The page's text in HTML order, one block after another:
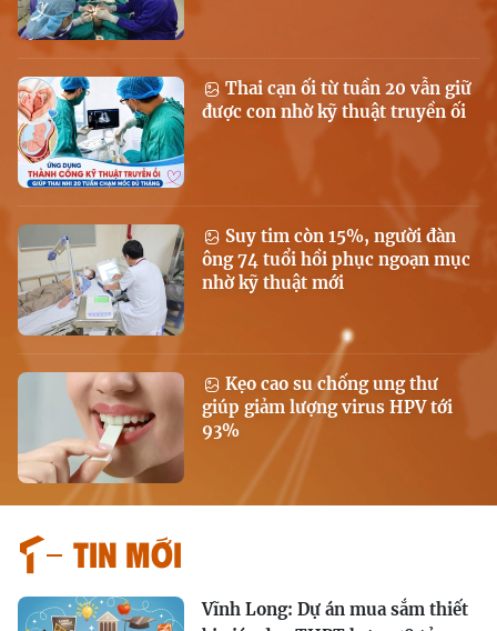
Thai cạn ối từ tuần 20 vẫn giữ
được con nhờ kỹ thuật truyền ối
Suy tim còn 15%, người đàn
ông 74 tuổi hồi phục ngoạn mục
nhờ kỹ thuật mới
Kẹo cao su chống ung thư
giúp giảm lượng virus HPV tới
93%
Tin mới
Vĩnh Long: Dự án mua sắm thiết